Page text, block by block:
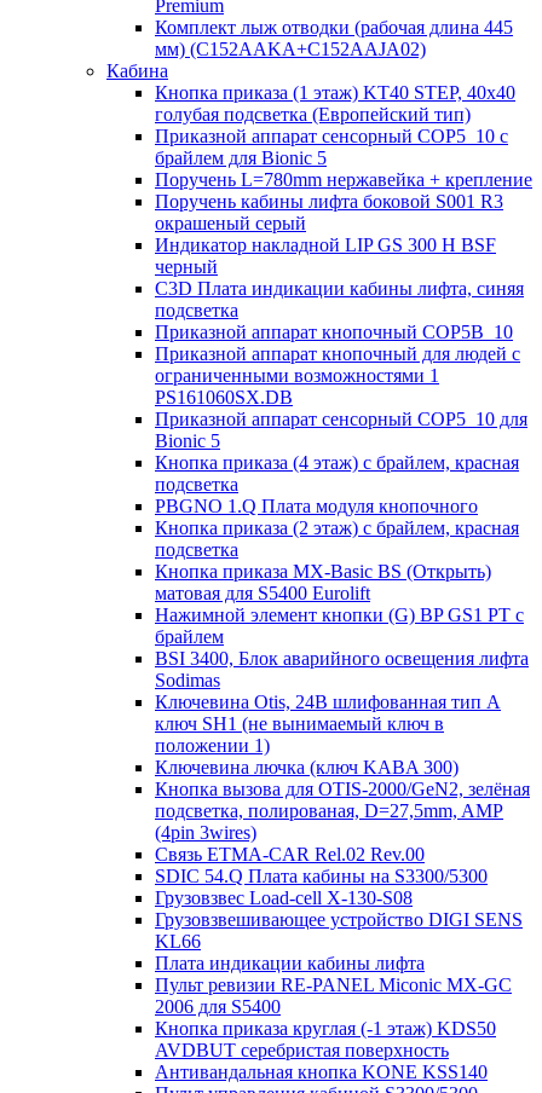
Premium
Комплект лыж отводки (рабочая длина 445
мм) (C152AAKA+C152AAJA02)
Кабина
Кнопка приказа (1 этаж) KT40 STEP, 40х40
голубая подсветка (Европейский тип)
Приказной аппарат сенсорный COP5_10 с
брайлем для Bionic 5
Поручень L=780mm нержавейка + крепление
Поручень кабины лифта боковой S001 R3
окрашеный серый
Индикатор накладной LIP GS 300 H BSF
черный
C3D Плата индикации кабины лифта, синяя
подсветка
Приказной аппарат кнопочный COP5B_10
Приказной аппарат кнопочный для людей с
ограниченными возможностями 1
PS161060SX.DB
Приказной аппарат сенсорный COP5_10 для
Bionic 5
Кнопка приказа (4 этаж) с брайлем, красная
подсветка
PBGNO 1.Q Плата модуля кнопочного
Кнопка приказа (2 этаж) с брайлем, красная
подсветка
Кнопка приказа MX-Basic BS (Открыть)
матовая для S5400 Eurolift
Нажимной элемент кнопки (G) BP GS1 PT с
брайлем
BSI 3400, Блок аварийного освещения лифта
Sodimas
Ключевина Otis, 24В шлифованная тип А
ключ SH1 (не вынимаемый ключ в
положении 1)
Ключевина лючка (ключ KABA 300)
Кнопка вызова для OTIS-2000/GeN2, зелёная
подсветка, полированая, D=27,5mm, AMP
(4pin 3wires)
Связь ETMA-CAR Rel.02 Rev.00
SDIC 54.Q Плата кабины на S3300/5300
Грузовзвес Load-cell X-130-S08
Грузовзвешивающее устройство DIGI SENS
KL66
Плата индикации кабины лифта
Пульт ревизии RE-PANEL Miconic MX-GC
2006 для S5400
Кнопка приказа круглая (-1 этаж) KDS50
AVDBUT серебристая поверхность
Антивандальная кнопка KONE KSS140